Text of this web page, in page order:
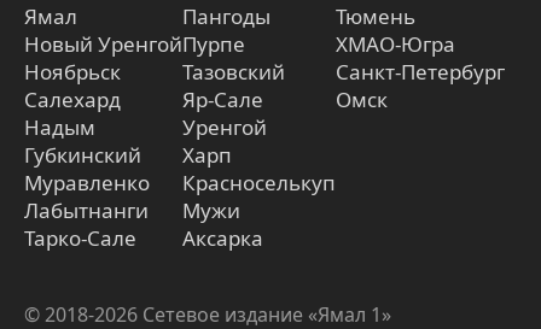
Ямал
Новый Уренгой
Ноябрьск
Салехард
Надым
Губкинский
Муравленко
Лабытнанги
Тарко-Сале
Пангоды
Пурпе
Тазовский
Яр-Сале
Уренгой
Харп
Красноселькуп
Мужи
Аксарка
Тюмень
ХМАО-Югра
Санкт-Петербург
Омск
© 2018-2026 Сетевое издание «Ямал 1»